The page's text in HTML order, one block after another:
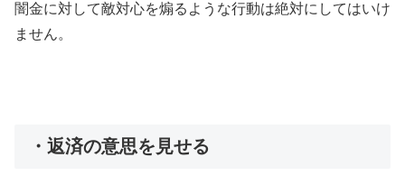
闇金に対して敵対心を煽るような行動は絶対にしてはいけ
ません。
・返済の意思を見せる